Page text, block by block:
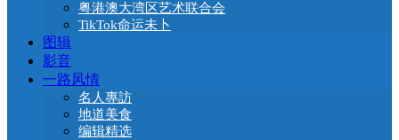
粤港澳大湾区艺术联合会
TikTok命运未卜
图辑
影音
一路风情
名人專訪
地道美食
编辑精选